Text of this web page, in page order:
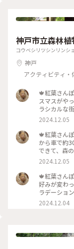
神戸市立森林植
コウベシリツシンリンシ
神戸
アクティビティ・
🍁紅葉さん
スマスがや
ラシカルな街 #秋の彩り #兵庫 #神戸市 #神戸市立森林植物園 #
紅葉 #紅葉
ス
2024.12.05
🍁紅葉さん
から車で約
できて、森
らしいです🍁🧡 #ベ
彩り #兵庫
ラデーショ
2024.12.05
🍁紅葉さん
好みが変わ
ラデーショ
ちょうど見頃で
#秋の彩り #
2024.12.04